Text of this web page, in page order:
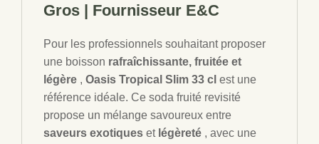
Gros | Fournisseur E&C
Pour les professionnels souhaitant proposer
une boisson rafraîchissante, fruitée et
légère , Oasis Tropical Slim 33 cl est une
référence idéale. Ce soda fruité revisité
propose un mélange savoureux entre
saveurs exotiques et légèreté , avec une